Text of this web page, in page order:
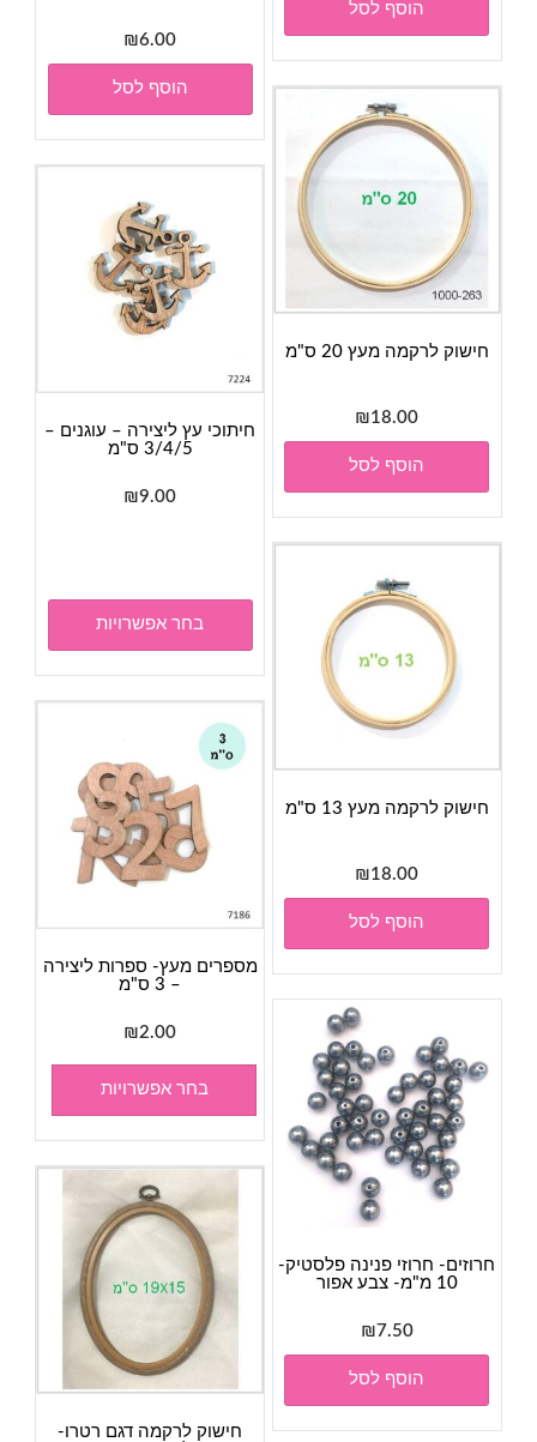
הוסף לסל
₪6.00
הוסף לסל
חישוק לרקמה מעץ 20 ס"מ
₪18.00
הוסף לסל
חיתוכי עץ ליצירה – עוגנים –
3/4/5 ס"מ
₪9.00
בחר אפשרויות
חישוק לרקמה מעץ 13 ס"מ
₪18.00
הוסף לסל
מספרים מעץ- ספרות ליצירה
– 3 ס"מ
₪2.00
בחר אפשרויות
חרוזים- חרוזי פנינה פלסטיק-
10 מ"מ- צבע אפור
₪7.50
הוסף לסל
חישוק לרקמה דגם רטרו-